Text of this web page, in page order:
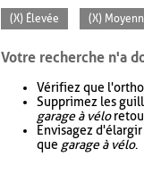
(X) Élevée (X)
Votre recherche n'a
Vérifiez que
Supprimez les
garage à vélo
Envisagez
que garage à vélo.